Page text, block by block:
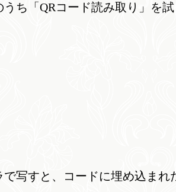
ち「QRコード読み取り」を試
写すと、コードに埋め込まれ